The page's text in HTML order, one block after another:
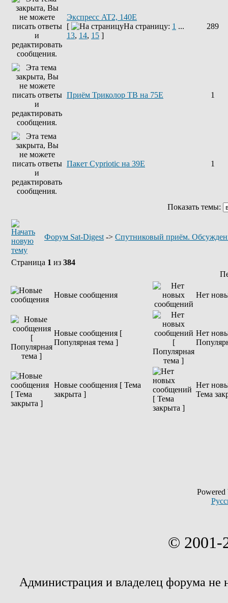
Экспресс AT2, 140E
[
На страницу: 1 ...
13, 14, 15 ]
289
Приём Триколор ТВ на 75Е 1
Пакет Cypriotic на 39Е 1
Показать темы:
Форум Sat-Digest -> Спутниковый приём.
Страница 1 из 384
Новые сообщения Нет
Новые сообщения [
Популярная тема ]
Нет
Новые сообщения [ Тема
закрыта ]
Нет
Тема
© 2001-
Администрация и владелец форума не